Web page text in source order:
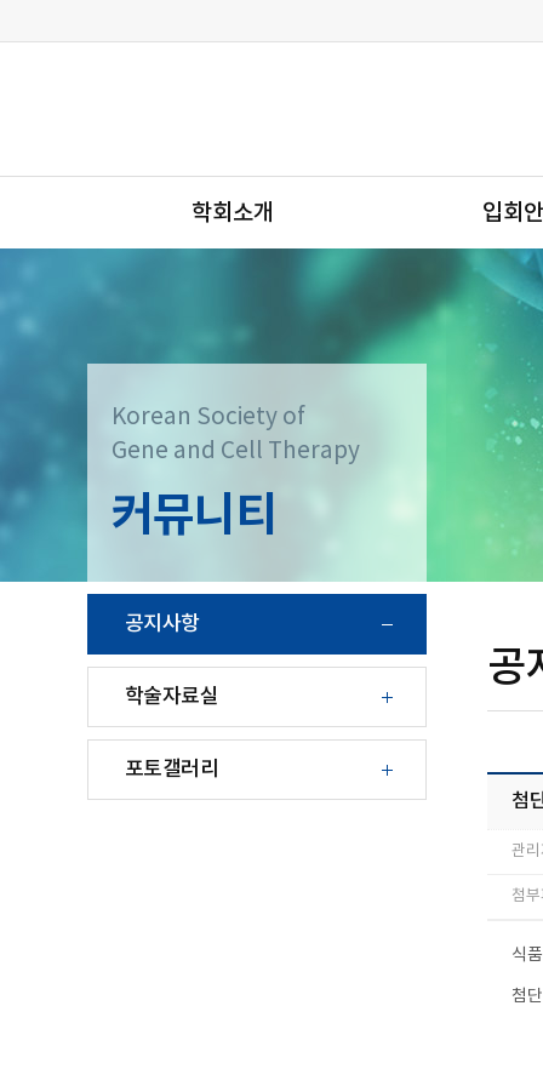
학회소개 입회
Korean Society of
Gene and Cell Therapy
커뮤니티
공지사항
학술자료실
포토갤러리
공
첨
관
첨
식
첨